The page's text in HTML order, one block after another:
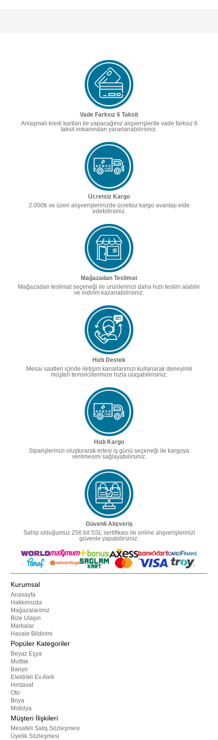
Vade Farksız 6 Taksit
Anlaşmalı kredi kartları ile yapacağınız alışverişlerde vade farksız 6
taksit imkanından yararlanabilirsiniz.
Ücretsiz Kargo
2.000₺ ve üzeri alışverişlerinizde ücretsiz kargo avantajı elde
edebilirsiniz.
Mağazadan Teslimat
Mağazadan teslimat seçeneği ile ürünlerinizi daha hızlı teslim alabilir
ve indirim kazanabilirsiniz.
Hızlı Destek
Mesai saatleri içinde iletişim kanallarımızı kullanarak deneyimli
müşteri temsilcilerimize hızla ulaşabilirisiniz.
Hızlı Kargo
Siparişlerinizi oluşturarak ertesi iş günü seçeneği ile kargoya
verilmesini sağlayabilirsiniz.
Güvenli Alışveriş
Sahip olduğumuz 256 bit SSL sertifikası ile online alışverişlerinizi
güvenle yapabilirsiniz.
Kurumsal
Anasayfa
Hakkımızda
Mağazalarımız
Bize Ulaşın
Markalar
Havale Bildirimi
Popüler Kategoriler
Beyaz Eşya
Mutfak
Banyo
Elektrikli Ev Aleti
Hırdavat
Oto
Boya
Mobilya
Müşteri İlişkileri
Mesafeli Satış Sözleşmesi
Üyelik Sözleşmesi